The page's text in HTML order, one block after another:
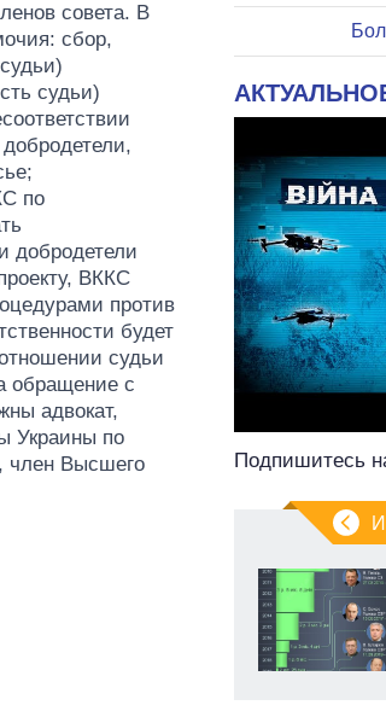
совета. В
сбор,
судьи)
по
добродетели
ВККС
против
будет
судьи
обращение с
адвокат,
Украины по
член Высшего
Подпишитесь